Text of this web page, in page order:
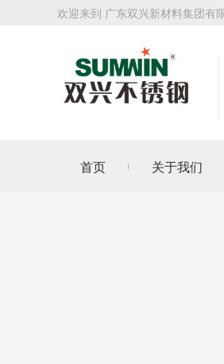
欢迎来到 广东双兴新材料集团有
首页 关于我们